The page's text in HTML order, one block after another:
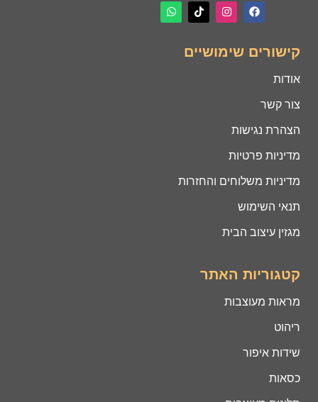
קישורים שימושיים
אודות
צור קשר
הצהרת נגישות
מדיניות פרטיות
מדיניות משלוחים והחזרות
תנאי השימוש
מגזין עיצוב הבית
קטגוריות האתר
מראות מעוצבות
ריהוט
שידות איפור
כסאות